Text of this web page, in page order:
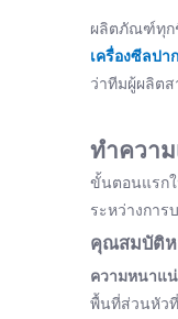
ผลิตภัณฑ์ทุก
เครื่องซีลป
ว่าทีมผู้ผลิต
ทำควา
ขั้นตอนแรก
ระหว่างการ
คุณสมบัติห
ความหนาแ
พื้นที่ส่วนหัว